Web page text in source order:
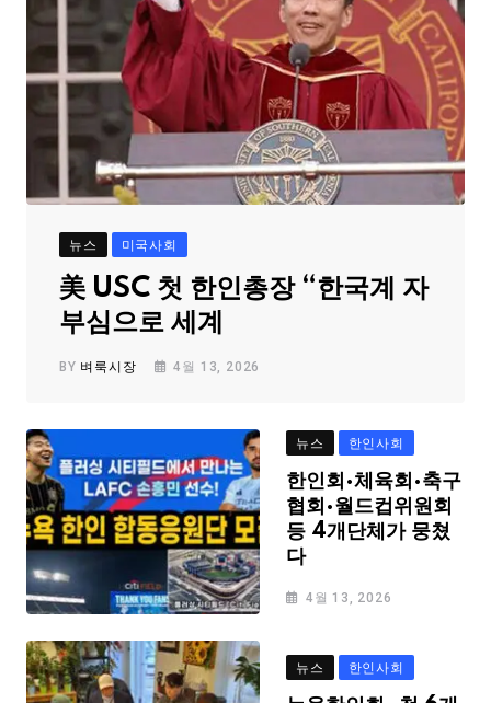
뉴스 미국사회
美 USC 첫 한인총장 “한국계 자
부심으로 세계
BY 벼룩시장 4월 13, 2026
뉴스 한인사회
한인회·체육회·축구
협회·월드컵위원회
등 4개단체가 뭉쳤
다
4월 13, 2026
뉴스 한인사회